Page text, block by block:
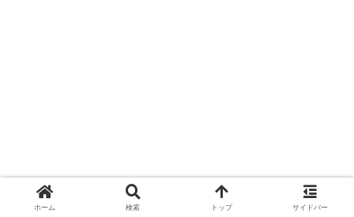
ホーム 検索 トップ サイドバー